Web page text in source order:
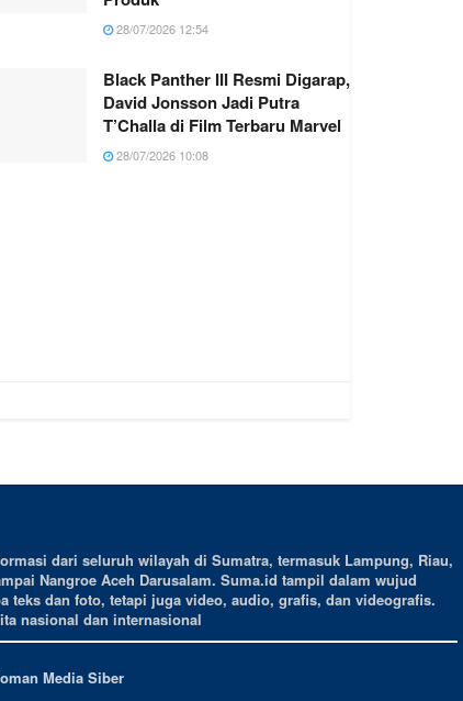
28/07/2026 12:54
Black Panther III Resmi Digarap,
David Jonsson Jadi Putra
T’Challa di Film Terbaru Marvel
28/07/2026 10:08
dari seluruh wilayah di Sumatra, termasuk Lampung, Riau,
Nangroe Aceh Darusalam. Suma.id tampil dalam wujud
teks dan foto, tetapi juga video, audio, grafis, dan videografis.
nasional dan internasional
Media Siber